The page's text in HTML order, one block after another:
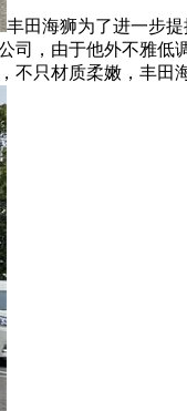
丰田海狮为了进一步
，由于他外不雅
只材质柔嫩，丰田